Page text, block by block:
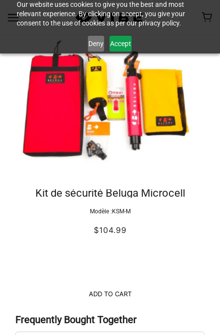
Our website uses cookies to give you the best and most
relevant experience. By clicking on accept, you give your
consent to the use of cookies as per our privacy policy.
Deny Accept
Kit de sécurité Beluga Microcell
Modèle :KSM-M
$104.99
ADD TO CART
Frequently Bought Together